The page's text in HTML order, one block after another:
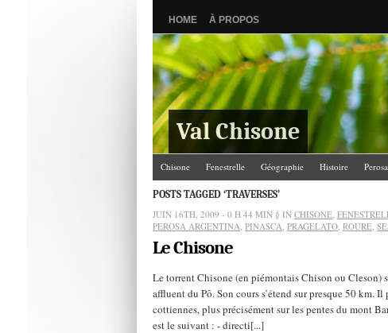
HOME À PROPOS
Val Chisone
Chisone Fenestrelle Géographie Histoire
POSTS TAGGED ‘TRAVERSES’
JUIN 16TH, 2009 - 0 H 44 MIN § IN CHISONE,
PEROSA ARGENTINA, PINASCA, PRAGELATO, ROURE,
Le Chisone
Le torrent Chisone (en piémontais Chison ou Cleson)
affluent du Pô. Son cours s’étend sur presque 50 km.
cottiennes, plus précisément sur les pentes du mont
est le suivant : - directi[...]